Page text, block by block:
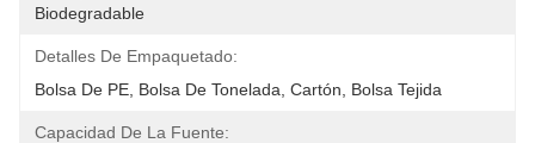
Biodegradable
Detalles De Empaquetado:
Bolsa De PE, Bolsa De Tonelada, Cartón, Bolsa Tejida
Capacidad De La Fuente: